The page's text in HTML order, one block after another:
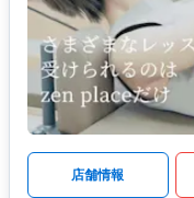
店舗情報